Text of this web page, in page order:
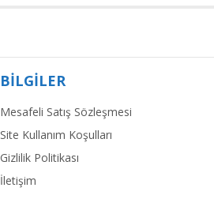
BİLGİLER
Mesafeli Satış Sözleşmesi
Site Kullanım Koşulları
Gizlilik Politikası
İletişim